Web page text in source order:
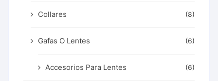
Collares (8)
Gafas O Lentes (6)
Accesorios Para Lentes (6)